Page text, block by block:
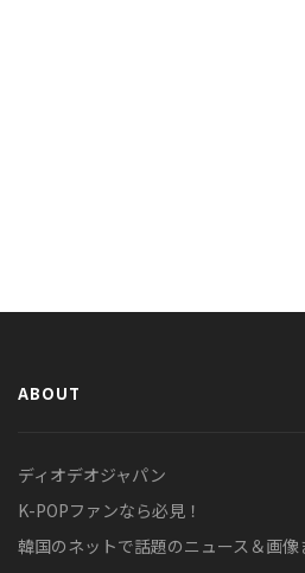
ABOUT
ディオデオジャパン
K-POPファンなら必見！
韓国のネットで話題のニュース＆画像